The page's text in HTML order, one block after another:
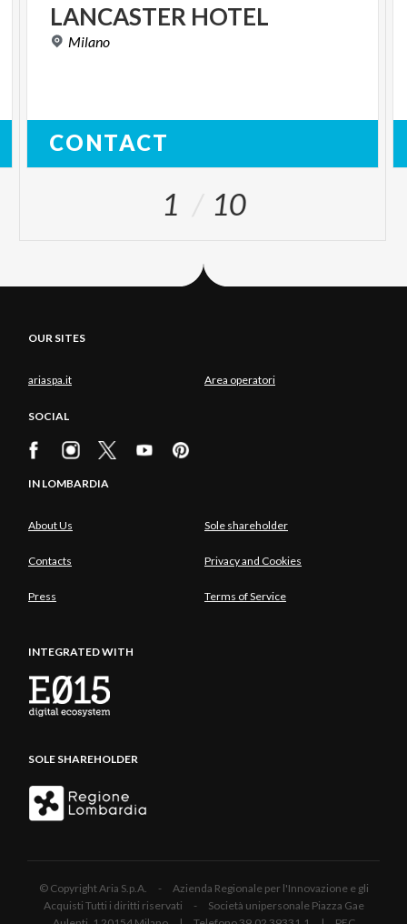
LANCASTER HOTEL
Milano
CONTACT
1 10
OUR SITES
ariaspa.it Area operatori
SOCIAL
IN LOMBARDIA
About Us Sole shareholder
Contacts Privacy and Cookies
Press Terms of Service
INTEGRATED WITH
SOLE SHAREHOLDER
© Copyright Aria S.p.A. - Azienda Regionale per l'Innovazione e gli
Acquisti Tutti i diritti riservati - Società unipersonale Piazza Gae